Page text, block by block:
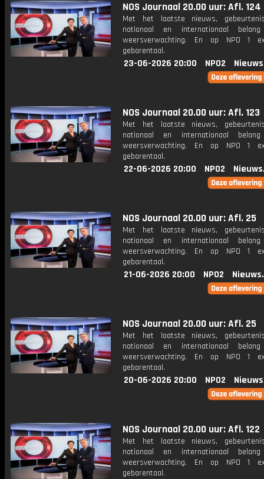
NOS Journaal 20.00 uur: Afl. 124
Met het laatste nieuws,
nationaal en internationaal
weersverwachting. En op NPO 1
gebarentaal.
23-06-2026 20:00 NPO2
NOS Journaal 20.00 uur: Afl. 123
Met het laatste nieuws,
nationaal en internationaal
weersverwachting. En op NPO 1
gebarentaal.
22-06-2026 20:00 NPO2
NOS Journaal 20.00 uur: Afl. 25
Met het laatste nieuws,
nationaal en internationaal
weersverwachting. En op NPO 1
gebarentaal.
21-06-2026 20:00 NPO2
NOS Journaal 20.00 uur: Afl. 25
Met het laatste nieuws,
nationaal en internationaal
weersverwachting. En op NPO 1
gebarentaal.
20-06-2026 20:00 NPO2
NOS Journaal 20.00 uur: Afl. 122
Met het laatste nieuws,
nationaal en internationaal
weersverwachting. En op NPO 1
gebarentaal.